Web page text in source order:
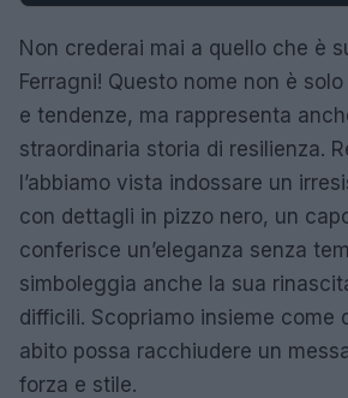
Non crederai mai a quello che è
Ferragni! Questo nome non è
e tendenze, ma rappresenta
straordinaria storia di resilienza.
l’abbiamo vista indossare un
con dettagli in pizzo nero, un
conferisce un’eleganza senza
simboleggia anche la sua
difficili. Scopriamo insieme come
abito possa racchiudere un
forza e stile.